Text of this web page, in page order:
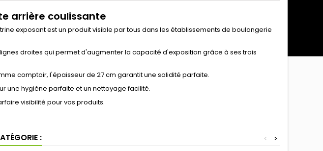
arrière coulissante
exposant est un produit visible par tous dans les établissements de boulangerie
droites qui permet d'augmenter la capacité d'exposition grâce à ses trois
comptoir, l'épaisseur de 27 cm garantit une solidité parfaite.
une hygiène parfaite et un nettoyage facilité.
visibilité pour vos produits.
: >
<